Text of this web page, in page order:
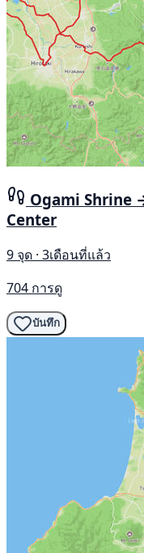
Ogami Shrine
Center
9 จุด · 3เดือนที่แล้ว
704 การดู
บันทึก